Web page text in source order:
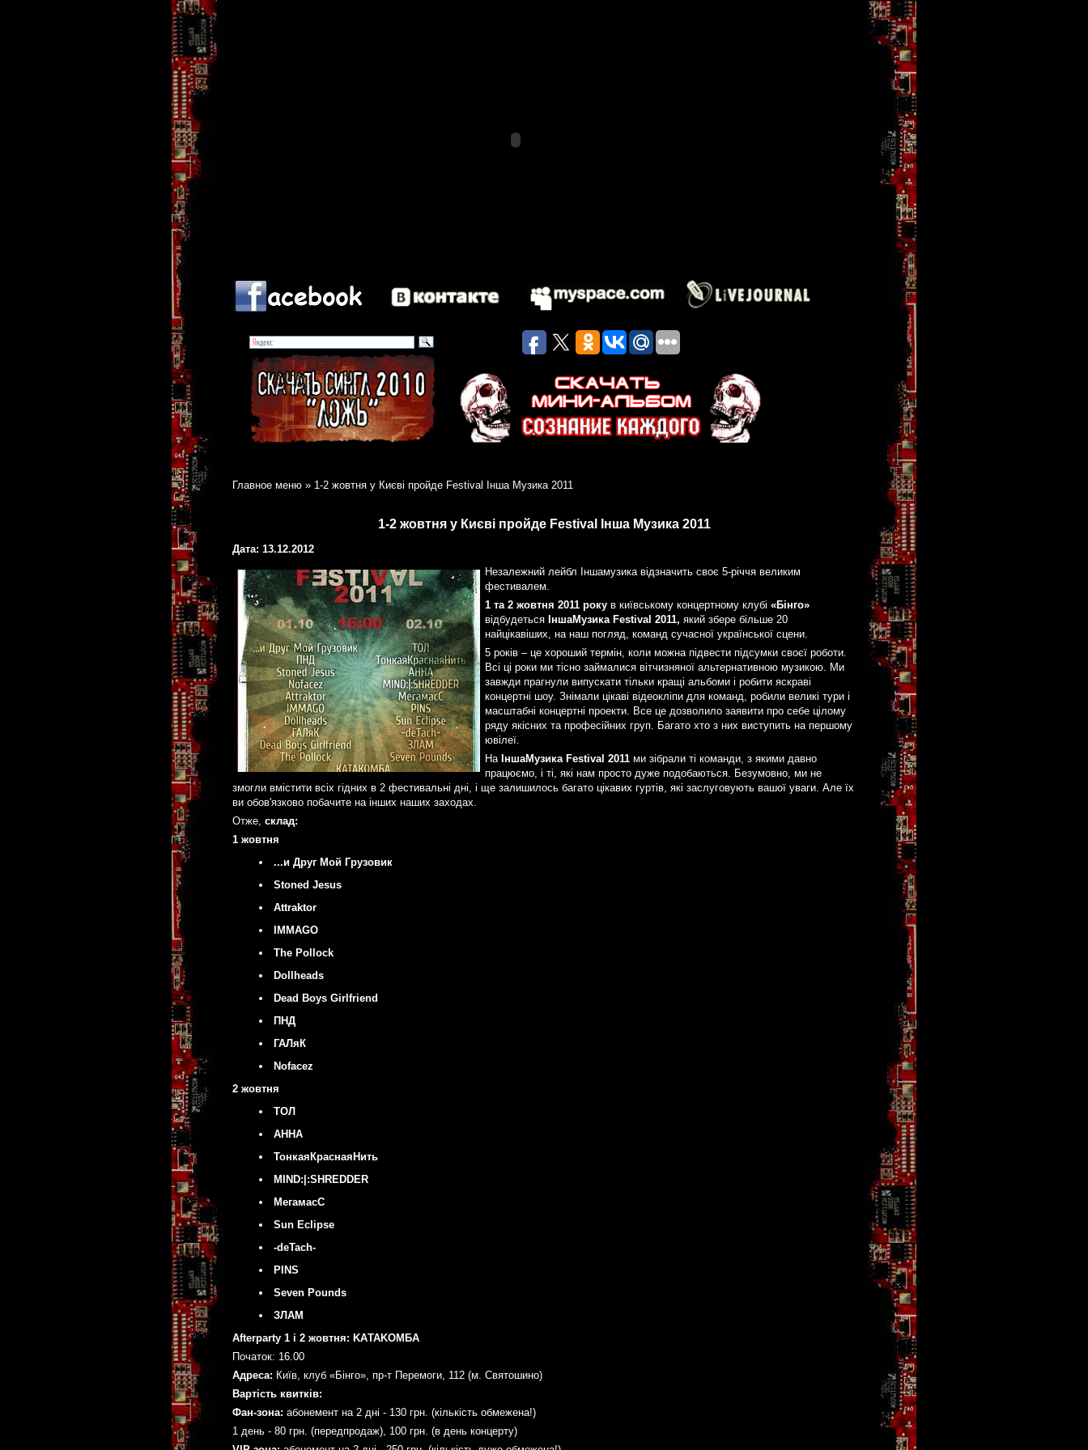
Главное меню » 1-2 жовтня у Києві пройде Festival Інша Музика 2011
1-2 жовтня у Києві пройде Festival Інша Музика 2011
Дата: 13.12.2012
Незалежний лейбл Іншамузика відзначить своє 5-річчя великим
фестивалем.
1 та 2 жовтня 2011 року в київському концертному клубі «Бінго»
відбудеться ІншаМузика Festival 2011, який збере більше 20
найцікавіших, на наш погляд, команд сучасної української сцени.
5 років – це хороший термін, коли можна підвести підсумки своєї роботи.
Всі ці роки ми тісно займалися вітчизняної альтернативною музикою. Ми
завжди прагнули випускати тільки кращі альбоми і робити яскраві
концертні шоу. Знімали цікаві відеокліпи для команд, робили великі тури і
масштабні концертні проекти. Все це дозволило заявити про себе цілому
ряду якісних та професійних груп. Багато хто з них виступить на першому
ювілеї.
На ІншаМузика Festival 2011 ми зібрали ті команди, з якими давно
працюємо, і ті, які нам просто дуже подобаються. Безумовно, ми не
змогли вмістити всіх гідних в 2 фестивальні дні, і ще залишилось багато цікавих гуртів, які заслуговують вашої уваги. Але їх
ви обов'язково побачите на інших наших заходах.
Отже, склад:
1 жовтня
...и Друг Мой Грузовик
Stoned Jesus
Attraktor
IMMAGO
The Pollock
Dollheads
Dead Boys Girlfriend
ПНД
ГАЛяК
Nofacez
2 жовтня
ТОЛ
АННА
ТонкаяКраснаяНить
MIND:|:SHREDDER
МегамасС
Sun Eclipse
-deTach-
PINS
Seven Pounds
ЗЛАМ
Afterparty 1 і 2 жовтня: KАTAKOMБА
Початок: 16.00
Адреса: Київ, клуб «Бінго», пр-т Перемоги, 112 (м. Святошино)
Вартість квитків:
Фан-зона: абонемент на 2 дні - 130 грн. (кількість обмежена!)
1 день - 80 грн. (передпродаж), 100 грн. (в день концерту)